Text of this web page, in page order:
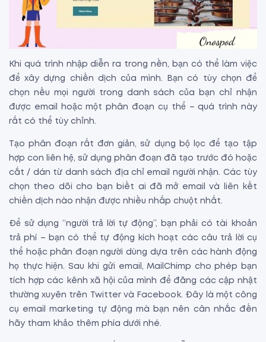
Khi quá trình nhập diễn ra trong nền, bạn có thể làm việc
để xây dựng chiến dịch của mình. Bạn có tùy chọn để
chọn nếu mọi người trong danh sách của bạn chỉ nhận
được email hoặc một phân đoạn cụ thể – quá trình này
rất có thể tùy chỉnh.
Tạo phân đoạn rất đơn giản, sử dụng bộ lọc để tạo tập
hợp con liên hệ, sử dụng phân đoạn đã tạo trước đó hoặc
cắt / dán từ danh sách địa chỉ email người nhận. Các tùy
chọn theo dõi cho bạn biết ai đã mở email và liên kết
chiến dịch nào nhận được nhiều nhấp chuột nhất.
Để sử dụng “người trả lời tự động”, bạn phải có tài khoản
trả phí – bạn có thể tự động kích hoạt các câu trả lời cụ
thể hoặc phân đoạn người dùng dựa trên các hành động
họ thực hiện. Sau khi gửi email, MailChimp cho phép bạn
tích hợp các kênh xã hội của mình để đăng các cập nhật
thường xuyên trên Twitter và Facebook. Đây là một công
cụ email marketing tự động mà bạn nên cân nhắc đến
hãy tham khảo thêm phía dưới nhé.